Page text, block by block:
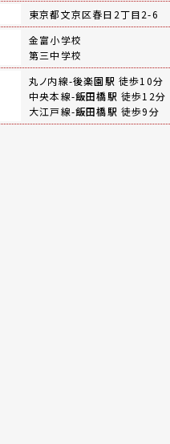
東京都文京区春日2丁目2-6
金富小学校
第三中学校
丸ノ内線-後楽園駅 徒歩10分
中央本線-飯田橋駅 徒歩12分
大江戸線-飯田橋駅 徒歩9分